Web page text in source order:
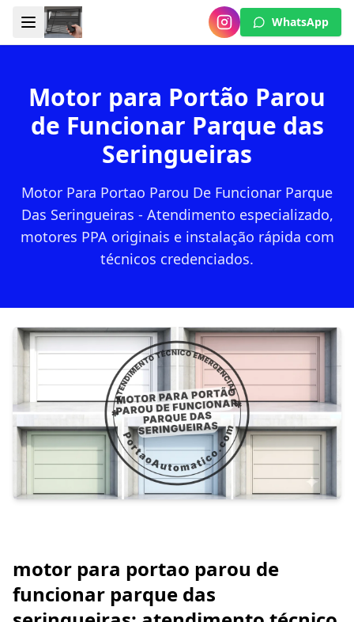
WhatsApp
Motor para Portão Parou
de Funcionar Parque das
Seringueiras
Motor Para Portao Parou De Funcionar Parque
Das Seringueiras - Atendimento especializado,
motores PPA originais e instalação rápida com
técnicos credenciados.
motor para portao parou de
funcionar parque das